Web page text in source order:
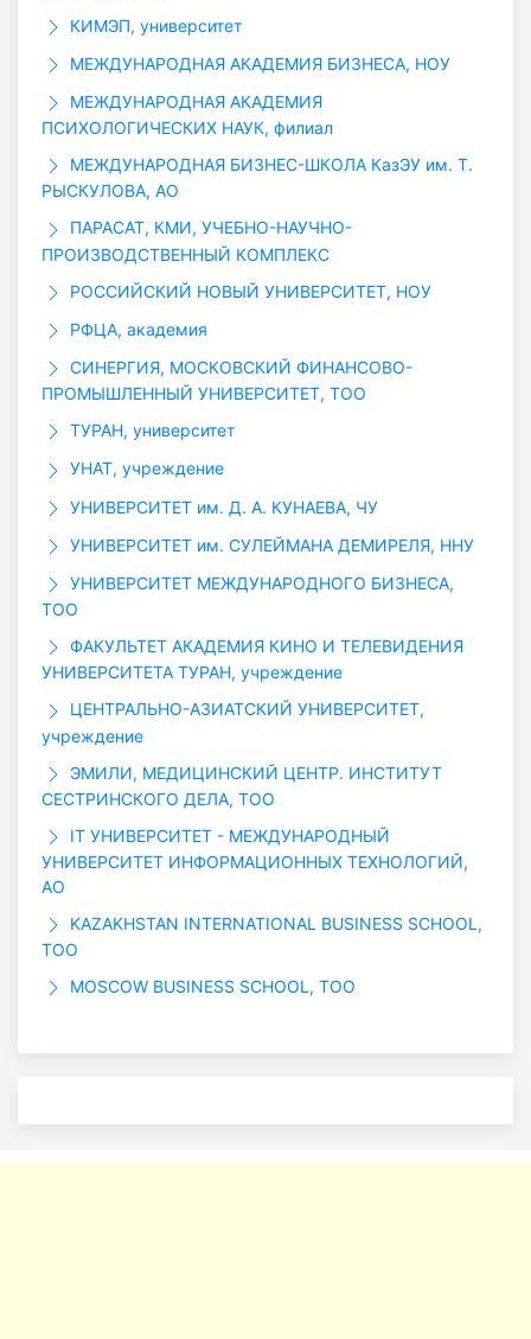
КИМЭП, университет
МЕЖДУНАРОДНАЯ АКАДЕМИЯ БИЗНЕСА, НОУ
МЕЖДУНАРОДНАЯ АКАДЕМИЯ
ПСИХОЛОГИЧЕСКИХ НАУК, филиал
МЕЖДУНАРОДНАЯ БИЗНЕС-ШКОЛА КазЭУ им. Т.
РЫСКУЛОВА, АО
ПАРАСАТ, КМИ, УЧЕБНО-НАУЧНО-
ПРОИЗВОДСТВЕННЫЙ КОМПЛЕКС
РОССИЙСКИЙ НОВЫЙ УНИВЕРСИТЕТ, НОУ
РФЦА, академия
СИНЕРГИЯ, МОСКОВСКИЙ ФИНАНСОВО-
ПРОМЫШЛЕННЫЙ УНИВЕРСИТЕТ, ТОО
ТУРАН, университет
УНАТ, учреждение
УНИВЕРСИТЕТ им. Д. А. КУНАЕВА, ЧУ
УНИВЕРСИТЕТ им. СУЛЕЙМАНА ДЕМИРЕЛЯ, ННУ
УНИВЕРСИТЕТ МЕЖДУНАРОДНОГО БИЗНЕСА,
ТОО
ФАКУЛЬТЕТ АКАДЕМИЯ КИНО И ТЕЛЕВИДЕНИЯ
УНИВЕРСИТЕТА ТУРАН, учреждение
ЦЕНТРАЛЬНО-АЗИАТСКИЙ УНИВЕРСИТЕТ,
учреждение
ЭМИЛИ, МЕДИЦИНСКИЙ ЦЕНТР. ИНСТИТУТ
СЕСТРИНСКОГО ДЕЛА, ТОО
IT УНИВЕРСИТЕТ - МЕЖДУНАРОДНЫЙ
УНИВЕРСИТЕТ ИНФОРМАЦИОННЫХ ТЕХНОЛОГИЙ,
АО
KAZAKHSTAN INTERNATIONAL BUSINESS SCHOOL,
ТОО
MOSCOW BUSINESS SCHOOL, ТОО